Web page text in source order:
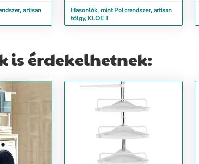
artisan
Hasonlók, mint Polcrendszer, artisan
tölgy, KLOE II
is érdekelhetnek: